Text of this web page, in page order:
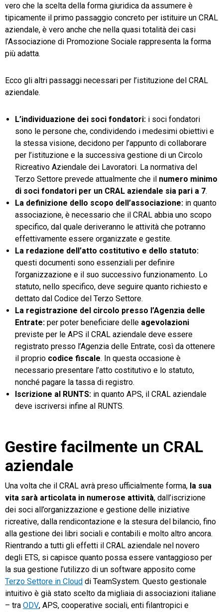
vero che la scelta della forma giuridica da assumere è
tipicamente il primo passaggio concreto per istituire un CRAL
aziendale, è vero anche che nella quasi totalità dei casi
l’Associazione di Promozione Sociale rappresenta la forma
più adatta.
Ecco gli altri passaggi necessari per l’istituzione del CRAL
aziendale.
L’individuazione dei soci fondatori: i soci fondatori
sono le persone che, condividendo i medesimi obiettivi e
la stessa visione, decidono per l’appunto di collaborare
per l’istituzione e la successiva gestione di un Circolo
Ricreativo Aziendale dei Lavoratori. La normativa del
Terzo Settore prevede attualmente che il numero minimo
di soci fondatori per un CRAL aziendale sia pari a 7.
La definizione dello scopo dell’associazione: in quanto
associazione, è necessario che il CRAL abbia uno scopo
specifico, dal quale deriveranno le attività che potranno
effettivamente essere organizzate e gestite.
La redazione dell’atto costitutivo e dello statuto:
questi documenti sono essenziali per definire
l’organizzazione e il suo successivo funzionamento. Lo
statuto, nello specifico, deve seguire quanto richiesto e
dettato dal Codice del Terzo Settore.
La registrazione del circolo presso l’Agenzia delle
Entrate: per poter beneficiare delle agevolazioni
previste per le APS il CRAL aziendale deve essere
registrato presso l’Agenzia delle Entrate, così da ottenere
il proprio codice fiscale. In questa occasione è
necessario presentare l’atto costitutivo e lo statuto,
nonché pagare la tassa di registro.
Iscrizione al RUNTS: in quanto APS, il CRAL aziendale
deve iscriversi infine al RUNTS.
Gestire facilmente un CRAL
aziendale
Una volta che il CRAL avrà preso ufficialmente forma, la sua
vita sarà articolata in numerose attività, dall’iscrizione
dei soci all’organizzazione e gestione delle iniziative
ricreative, dalla rendicontazione e la stesura del bilancio, fino
alla gestione dei libri sociali e contabili e molto altro ancora.
Rientrando a tutti gli effetti il CRAL aziendale nel novero
degli ETS, si capisce quanto possa essere vantaggioso per
la sua gestione l’utilizzo di un software apposito come
Terzo Settore in Cloud di TeamSystem. Questo gestionale
intuitivo è già stato scelto da migliaia di associazioni italiane
– tra ODV, APS, cooperative sociali, enti filantropici e